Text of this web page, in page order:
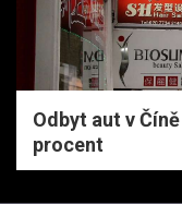
Odbyt aut v
procent